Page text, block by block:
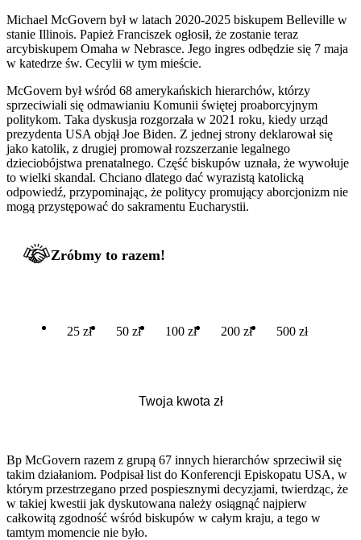
Michael McGovern był w latach 2020-2025 biskupem Belleville w
stanie Illinois. Papież Franciszek ogłosił, że zostanie teraz
arcybiskupem Omaha w Nebrasce. Jego ingres odbędzie się 7 maja
w katedrze św. Cecylii w tym mieście.
McGovern był wśród 68 amerykańskich hierarchów, którzy
sprzeciwiali się odmawianiu Komunii świętej proaborcyjnym
politykom. Taka dyskusja rozgorzała w 2021 roku, kiedy urząd
prezydenta USA objął Joe Biden. Z jednej strony deklarował się
jako katolik, z drugiej promował rozszerzanie legalnego
dzieciobójstwa prenatalnego. Część biskupów uznała, że wywołuje
to wielki skandal. Chciano dlatego dać wyrazistą katolicką
odpowiedź, przypominając, że politycy promujący aborcjonizm nie
mogą przystępować do sakramentu Eucharystii.
Zróbmy to razem!
25 zł 50 zł 100 zł 200 zł 500 zł
Bp McGovern razem z grupą 67 innych hierarchów sprzeciwił się
takim działaniom. Podpisał list do Konferencji Episkopatu USA, w
którym przestrzegano przed pospiesznymi decyzjami, twierdząc, że
w takiej kwestii jak dyskutowana należy osiągnąć najpierw
całkowitą zgodność wśród biskupów w całym kraju, a tego w
tamtym momencie nie było.